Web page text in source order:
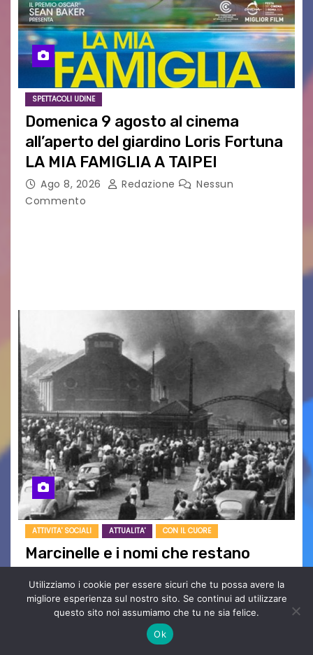
SPETTACOLI UDINE
Domenica 9 agosto al cinema
all’aperto del giardino Loris Fortuna
LA MIA FAMIGLIA A TAIPEI
Ago 8, 2026 Redazione
Nessun
Commento
ATTIVITA' SOCIALI ATTUALITA' CON IL CUORE
Marcinelle e i nomi che restano
Nessun Commento
Tizio, Caio, Sempronio… e poi ancora un nome,
poi un altro, si forma un elenco lungo dal quale i
nomi scappano, scivolano fuori dalla pagina, la
Utilizziamo i cookie per essere sicuri che tu possa avere la
migliore esperienza sul nostro sito. Se continui ad utilizzare
questo sito noi assumiamo che tu ne sia felice.
Ok